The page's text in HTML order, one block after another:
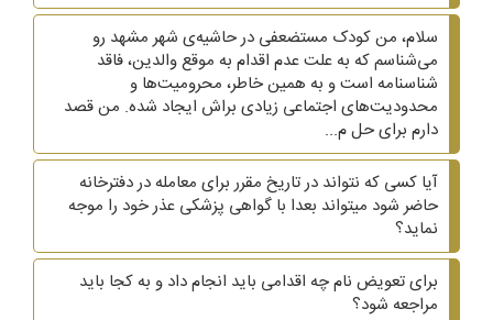
سلام، من کودک مستضعفی در حاشیه‌ی شهر مشهد رو
می‌شناسم که به علت عدم اقدام به موقع والدین، فاقد
شناسنامه است و به همین خاطر، محرومیت‌ها و
محدودیت‌های اجتماعی زیادی براش ایجاد شده. من قصد
دارم برای حل م...
آیا کسی که نتواند در تاریخ مقرر برای معامله در دفترخانه
حاضر شود میتواند بعدا با گواهی پزشکی عذر خود را موجه
نماید؟
برای تعویض نام چه اقدامی باید انجام داد و به کجا باید
مراجعه شود؟